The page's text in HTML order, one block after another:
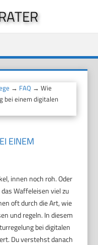
→ FAQ → Wie
bei einem digitalen
EINEM
innen noch roh. Oder
Waffeleisen viel zu
oft durch die Art, wie
und regeln. In diesem
bei digitalen
Du verstehst danach